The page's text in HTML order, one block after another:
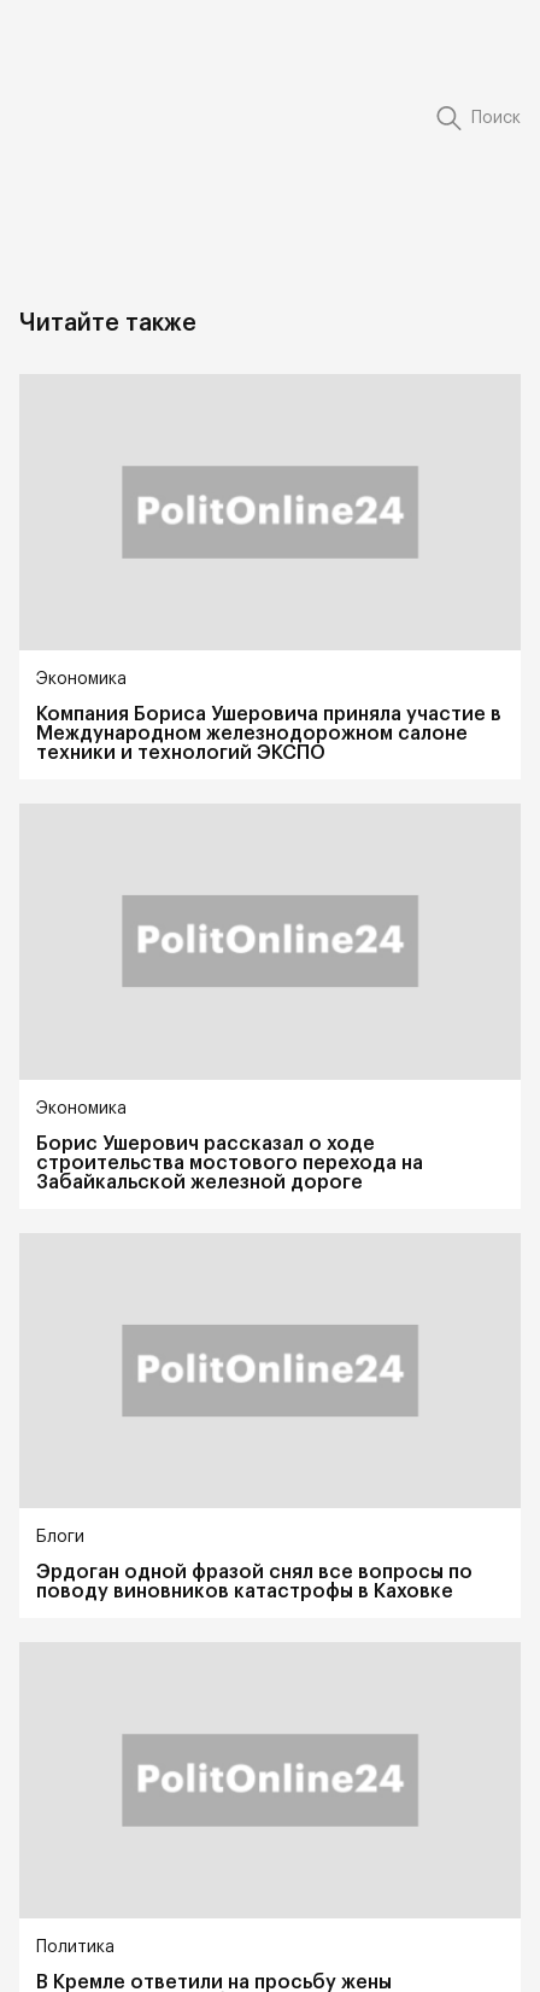
Поиск
Читайте также
Экономика
Компания Бориса Ушеровича приняла участие в
Международном железнодорожном салоне
техники и технологий ЭКСПО
Экономика
Борис Ушерович рассказал о ходе
строительства мостового перехода на
Забайкальской железной дороге
Блоги
Эрдоган одной фразой снял все вопросы по
поводу виновников катастрофы в Каховке
Политика
В Кремле ответили на просьбу жены